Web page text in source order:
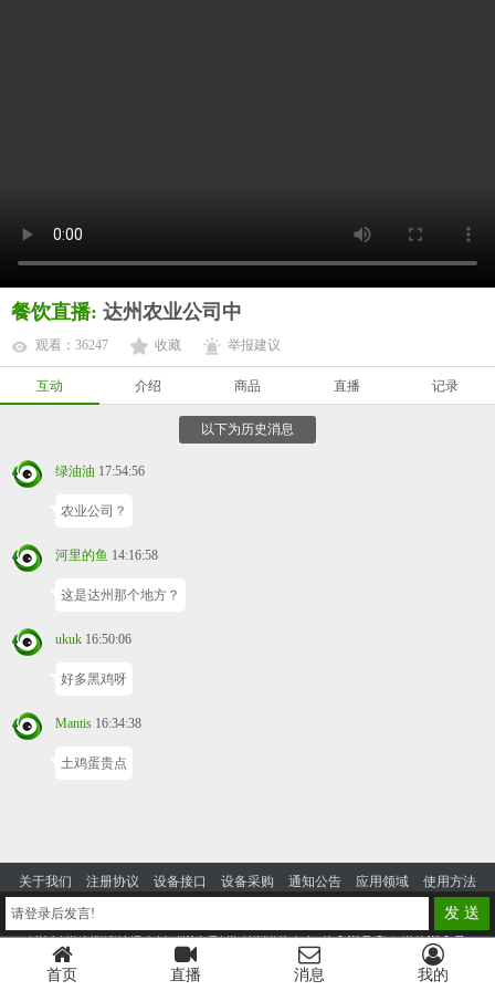
餐饮直播: 达州农业公司中
观看：36247 收藏 举报建议
互动 介绍 商品 直播 记录
以下为历史消息
绿油油 17:54:56
农业公司？
河里的鱼 14:16:58
这是达州那个地方？
ukuk 16:50:06
好多黑鸡呀
Mantis 16:34:38
土鸡蛋贵点
请登录后发言! 发 送
关于我们 注册协议 设备接口 设备采购 通知公告 应用领域
使用方法
2014-2023 优视云播平台蜀ICP备2024105328号-4
公安网备案：川公网安备
51130302000125号
首页 直播 消息 我的